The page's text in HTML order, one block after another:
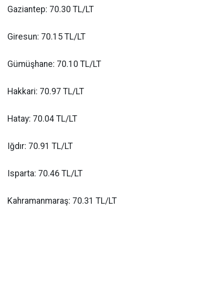
Gaziantep: 70.30 TL/LT
Giresun: 70.15 TL/LT
Gümüşhane: 70.10 TL/LT
Hakkari: 70.97 TL/LT
Hatay: 70.04 TL/LT
Iğdır: 70.91 TL/LT
Isparta: 70.46 TL/LT
Kahramanmaraş: 70.31 TL/LT